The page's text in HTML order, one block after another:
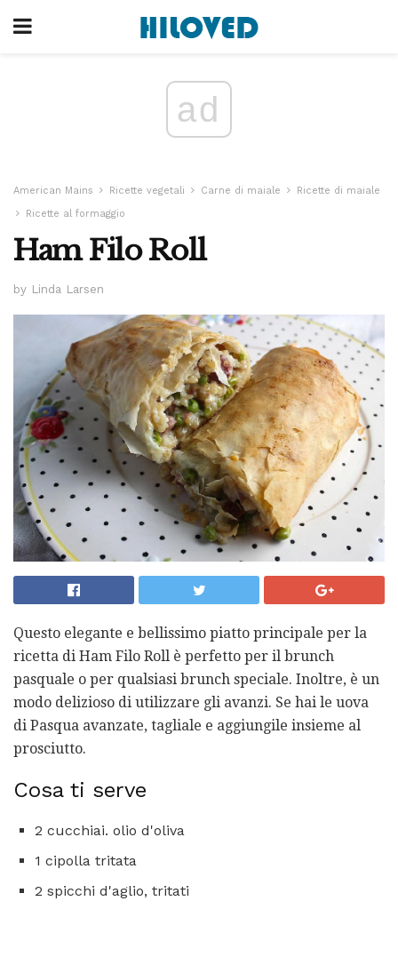
ad
American Mains Ricette vegetali Carne di maiale
Ricette di maiale
Ricette al formaggio
Ham Filo Roll
by Linda Larsen
Questo elegante e bellissimo piatto principale per la
ricetta di Ham Filo Roll è perfetto per il brunch
pasquale o per qualsiasi brunch speciale. Inoltre, è un
modo delizioso di utilizzare gli avanzi. Se hai le uova
di Pasqua avanzate, tagliale e aggiungile insieme al
prosciutto.
Cosa ti serve
2 cucchiai. olio d'oliva
1 cipolla tritata
2 spicchi d'aglio, tritati